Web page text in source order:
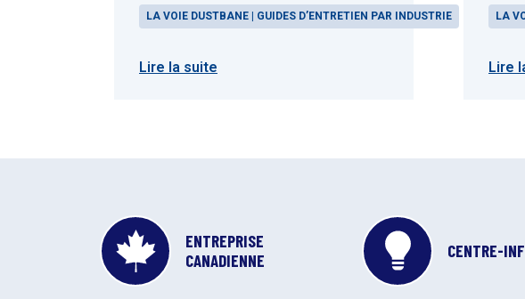
LA VOIE DUSTBANE | GUIDES D’ENTRETIEN PAR INDUSTRIE
Lire la suite
LA
Lire
ENTREPRISE
CANADIENNE
CENTRE-